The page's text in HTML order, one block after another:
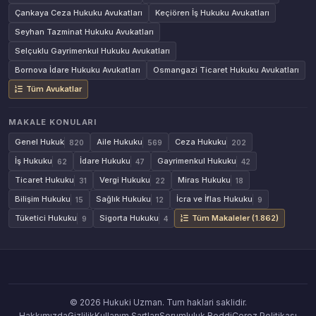
Çankaya Ceza Hukuku Avukatları
Keçiören İş Hukuku Avukatları
Seyhan Tazminat Hukuku Avukatları
Selçuklu Gayrimenkul Hukuku Avukatları
Bornova İdare Hukuku Avukatları
Osmangazi Ticaret Hukuku Avukatları
Tüm Avukatlar
MAKALE KONULARI
Genel Hukuk
820 Aile Hukuku 569 Ceza Hukuku 202
İş Hukuku 62 İdare Hukuku 47 Gayrimenkul Hukuku 42
Ticaret Hukuku 31 Vergi Hukuku 22 Miras Hukuku 18
Bilişim Hukuku 15 Sağlık Hukuku 12 İcra ve İflas Hukuku 9
Tüketici Hukuku 9 Sigorta Hukuku 4 Tüm Makaleler (1.862)
© 2026 Hukuki Uzman. Tum haklari saklidir.